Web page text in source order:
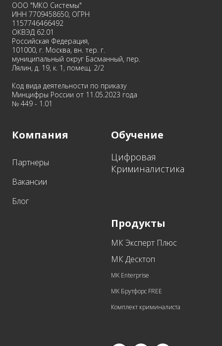
ООО "МКО Системы"
ИНН 7709458650, ОГРН
1157746466492
ОКВЭД 62.01
Российская Федерация,
101000, г. Москва, вн. тер. г.
муниципальный округ Басманный, пер.
Лялин, д. 19, к. 1, помещ. 2/2
Код вида деятельности по приказу
Минцифры России от 11.05.2023 года
№ 449 - 1.01
Компания
Партнеры
Вакансии
Блог
Обучение
Цифровая
Криминалистика
Продукты
МК Эксперт Плюс
МК Десктоп
MK Enterprise
MK Брутфорс FREE
Комплект криминалиста